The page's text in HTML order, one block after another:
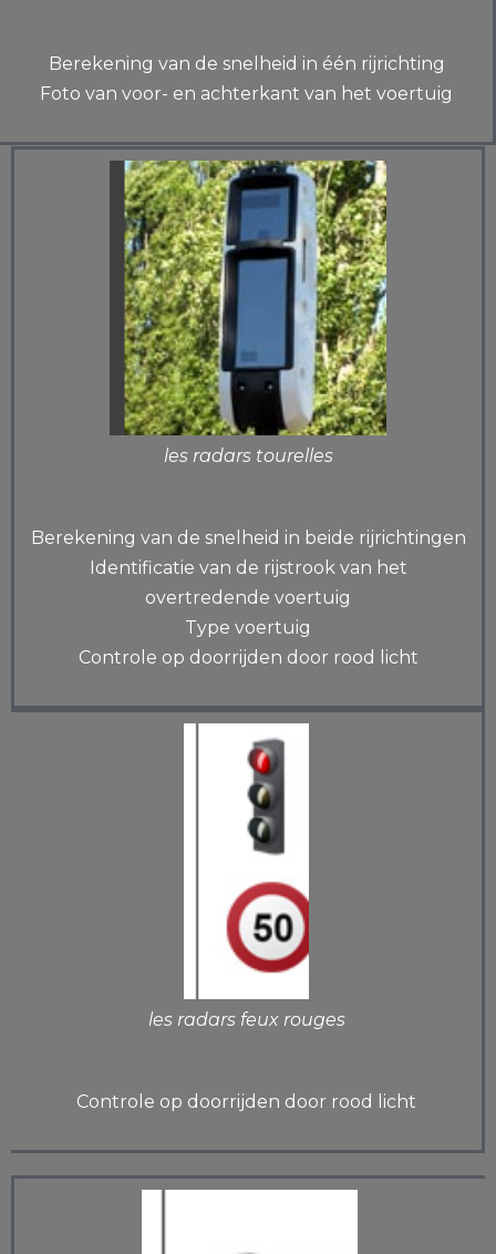
Berekening van de snelheid in één rijrichting
Foto van voor- en achterkant van het voertuig
les radars tourelles
Berekening van de snelheid in beide rijrichtingen
Identificatie van de rijstrook van het
overtredende voertuig
Type voertuig
Controle op doorrijden door rood licht
les radars feux rouges
Controle op doorrijden door rood licht